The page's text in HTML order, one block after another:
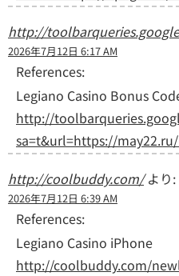
http://
2026年7月12日 6:17 AM
References:
Legiano Casino Bonus
http://
sa=t&url=https://
http://coolbuddy.com/ より:
2026年7月12日 6:39 AM
References:
Legiano Casino iPhone
http://coolbuddy.com/